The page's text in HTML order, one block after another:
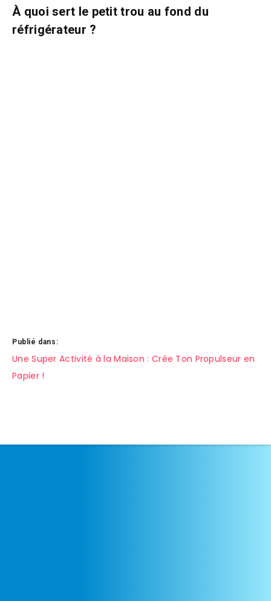
À quoi sert le petit trou au fond du
réfrigérateur ?
Publié dans:
Navigation
de
Une Super Activité à la Maison : Crée Ton Propulseur en
Papier !